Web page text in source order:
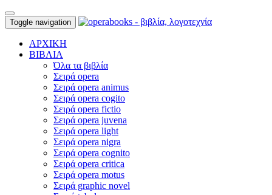
Toggle navigation
ΑΡΧΙΚΗ
ΒΙΒΛΙΑ
Όλα τα βιβλία
Σειρά opera
Σειρά opera animus
Σειρά opera cogito
Σειρά opera fictio
Σειρά opera juvena
Σειρά opera light
Σειρά opera nigra
Σειρά opera cognito
Σειρά opera critica
Σειρά opera motus
Σειρά graphic novel